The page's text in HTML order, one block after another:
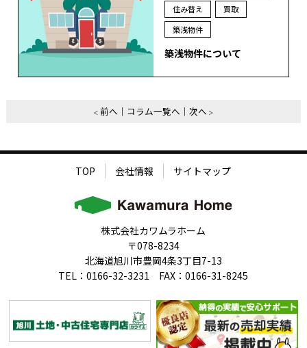
住み替え
買取
築浅物件
築浅物件について
前へ コラム一覧へ 次へ
TOP 会社情報 サイトマップ
株式会社カワムラホーム
〒078-8234
北海道旭川市豊岡4条3丁目7-13
TEL：0166-32-3231 FAX：0166-31-8245